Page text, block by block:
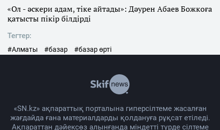
«Ол - әскери адам, тіке айтады»: Дәурен Абаев Божкоға
қатысты пікір білдірді
Тегтер:
#Алматы #базар #базар өрті
«SN.kz» ақпараттық порталына гиперсілтеме жасалған
жағдайда ғана материалдарды қолдануға рұқсат етіледі.
Ақпараттан дәйексөз алынғанда міндетті түрде сілтеме